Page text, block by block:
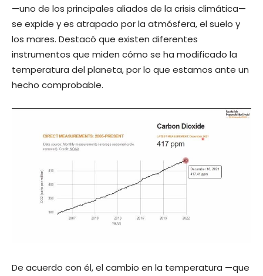
—uno de los principales aliados de la crisis climática—
se expide y es atrapado por la atmósfera, el suelo y
los mares. Destacó que existen diferentes
instrumentos que miden cómo se ha modificado la
temperatura del planeta, por lo que estamos ante un
hecho comprobable.
De acuerdo con él, el cambio en la temperatura —que